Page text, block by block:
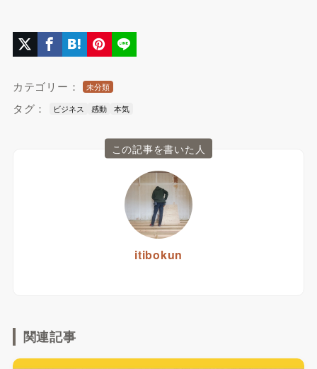
カテゴリー： 未分類
タグ： ビジネス 感動 本気
この記事を書いた人
itibokun
関連記事